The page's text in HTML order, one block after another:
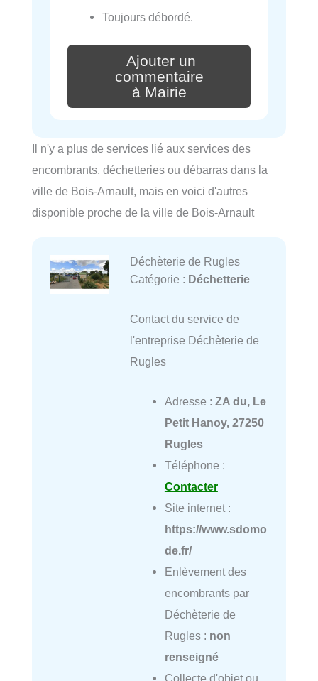
Toujours débordé.
Ajouter un
commentaire
à Mairie
Il n'y a plus de services lié aux services des
encombrants, déchetteries ou débarras dans la
ville de Bois-Arnault, mais en voici d'autres
disponible proche de la ville de Bois-Arnault
Déchèterie de Rugles
Catégorie : Déchetterie
Contact du service de
l'entreprise Déchèterie de
Rugles
Adresse : ZA du, Le
Petit Hanoy, 27250
Rugles
Téléphone :
Contacter
Site internet :
https://www.sdomo
de.fr/
Enlèvement des
encombrants par
Déchèterie de
Rugles : non
renseigné
Collecte d'objet ou